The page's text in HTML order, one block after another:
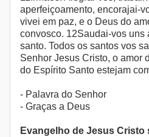
aperfeiçoamento, encorajai-
vivei em paz, e o Deus do
convosco. 12Saudai-vos uns
santo. Todos os santos vos
Senhor Jesus Cristo, o amor
do Espírito Santo estejam
- Palavra do Senhor
- Graças a Deus
Evangelho de Jesus Cristo